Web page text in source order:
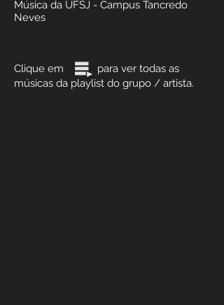
Música da UFSJ - Campus Tancredo
Neves
Clique em para ver todas as
músicas da playlist do grupo / artista.